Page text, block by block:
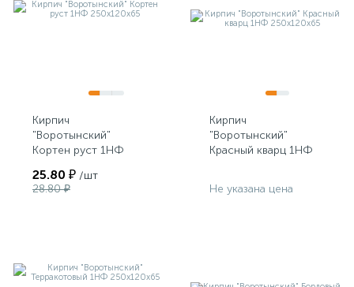
Кирпич
"Воротынский"
Кортен руст 1НФ
25.80 ₽ /шт
28.80 ₽
Кирпич
"Воротынский"
Красный кварц 1НФ
Не указана цена